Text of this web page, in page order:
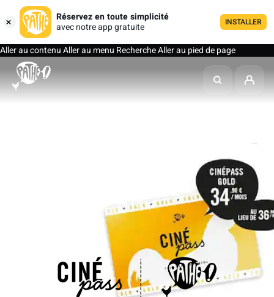
Réservez en toute simplicité
avec notre app gratuite
INSTALLER
Aller au contenuAller au menu RechercheAller au pied de page